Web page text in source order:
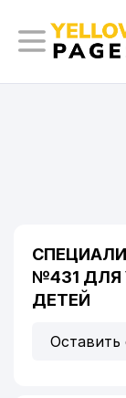
№431 ДЛЯ
ДЕТЕЙ
Оставить